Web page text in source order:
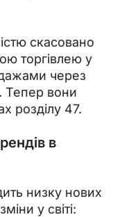
скасовано
торгівлею у
через
Тепер вони
розділу 47.
в
низку нових
у світі: